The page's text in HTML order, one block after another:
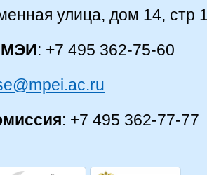
улица, дом 14, стр
МЭИ: +7 495 362-75-60
: +7 495 362-77-77